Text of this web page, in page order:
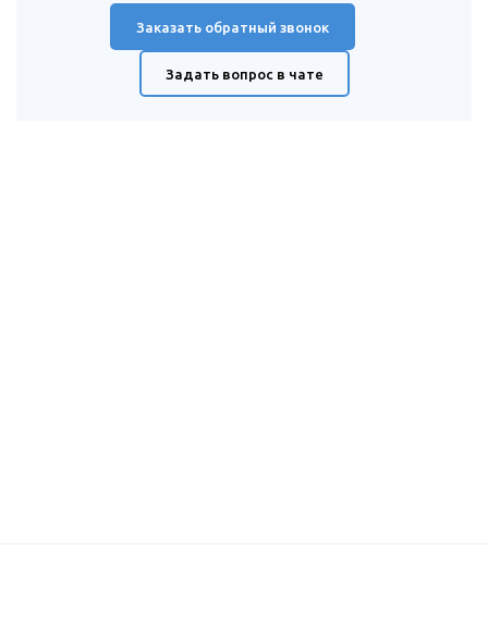
Заказать обратный звонок
Задать вопрос в чате